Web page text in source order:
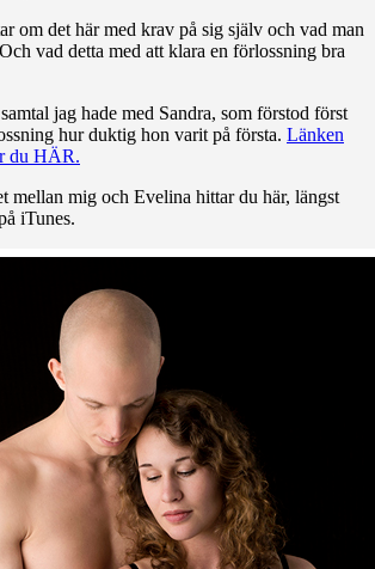
om det här med krav på sig själv och vad man
vad detta med att klara en förlossning bra
jag hade med Sandra, som förstod först
hur duktig hon varit på första. Länken
du HÄR.
mellan mig och Evelina hittar du här, längst
iTunes.